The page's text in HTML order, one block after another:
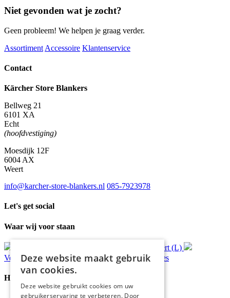
Niet gevonden wat je zocht?
Geen probleem! We helpen je graag verder.
Assortiment Accessoire Klantenservice
Contact
Kärcher Store Blankers
Bellweg 21
6101 XA
Echt
(hoofdvestiging)
Moesdijk 12F
6004 AX
Weert
info@karcher-store-blankers.nl 085-7923978
Let's get social
Waar wij voor staan
Ophalen in Echt of Weert (L)
Verzondenbinnen 48 uur* Persoonlijk advies
Handige Links
Deze website maakt gebruik
van cookies.
Deze website gebruikt cookies om uw
gebruikerservaring te verbeteren. Door